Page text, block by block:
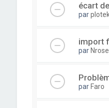
écart
par
import
par Nrose
par Faro